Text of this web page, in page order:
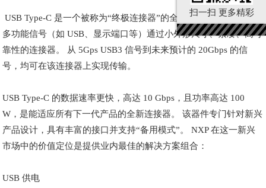
扫一扫 更多精彩
USB Type-C 是一个被称为“终极连接器”的全新连接器标准，允许
多功能信号（如 USB、显示端口等）通过小外形尺寸、紧凑、高可
靠性的连接器。 从 5Gps USB3 信号到未来预计的 20Gbps 的信
号，均可在该连接器上实现传输。
USB Type-C 的数据速率更快，高达 10 Gbps，且功率高达 100
W，是能适应所有下一代产品的全新连接器。 该器件专门针对新兴
产品设计，具有丰富的接口并支持“备用模式”。 NXP 在这一新兴
市场中的价值定位是提供业内最佳的解决方案组合：
USB 供电